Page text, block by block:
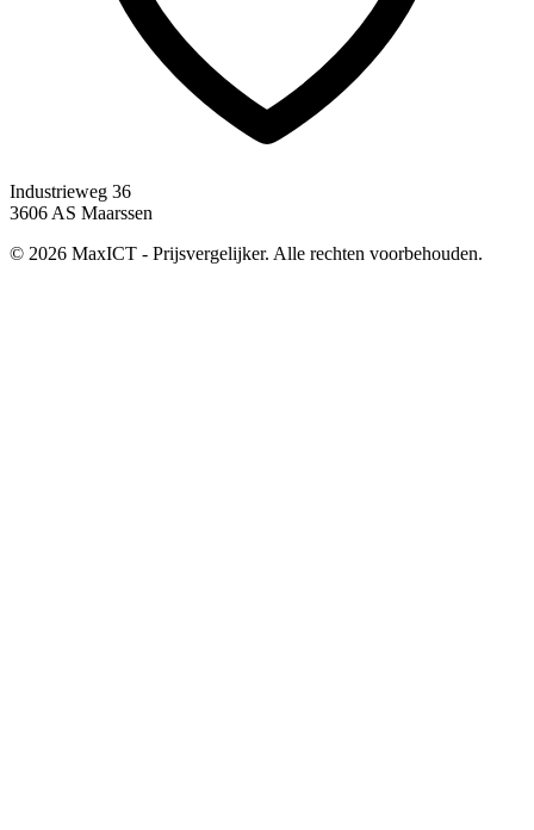
Industrieweg 36
3606 AS Maarssen
© 2026 MaxICT - Prijsvergelijker. Alle rechten voorbehouden.